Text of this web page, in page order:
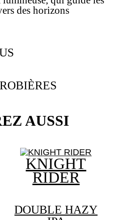
des horizons
AUSSI
KNIGHT
RIDER
DOUBLE HAZY